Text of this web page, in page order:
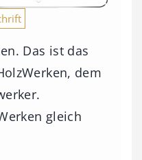
Das ist das
dem
gleich